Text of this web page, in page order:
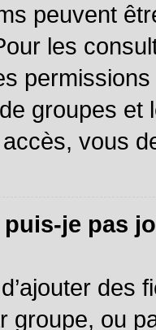
peuvent
les
groupes et
vous
je pas
des
groupe, ou